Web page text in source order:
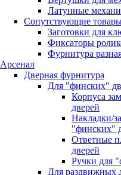
Латунные
Сопутствующие
Заготовки для
Фиксаторы
Фурнитура
Арсенал
Дверная фурнитура
Для "финских"
Корпуса
дверей
Накладки/
"финских"
Ответные
дверей
Ручки для
Для раздвижных